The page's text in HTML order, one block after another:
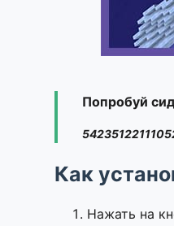
Попробуй
Как
Нажать на